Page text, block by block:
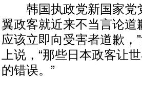
韩国执政党新国家党
翼政客就近来不当言论道
应该立即向受害者道歉，
上说，“那些日本政客让
的错误。”